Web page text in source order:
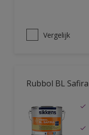
Vergelijk
Rubbol BL Safira